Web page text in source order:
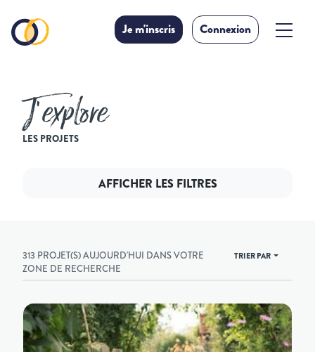
Je m'inscris Connexion
J’explore
LES PROJETS
AFFICHER LES FILTRES
313 PROJET(S) AUJOURD'HUI DANS VOTRE
ZONE DE RECHERCHE
TRIER PAR